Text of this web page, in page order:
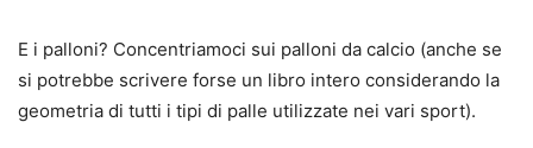
E i palloni? Concentriamoci sui palloni da calcio (anche se
si potrebbe scrivere forse un libro intero considerando la
geometria di tutti i tipi di palle utilizzate nei vari sport).